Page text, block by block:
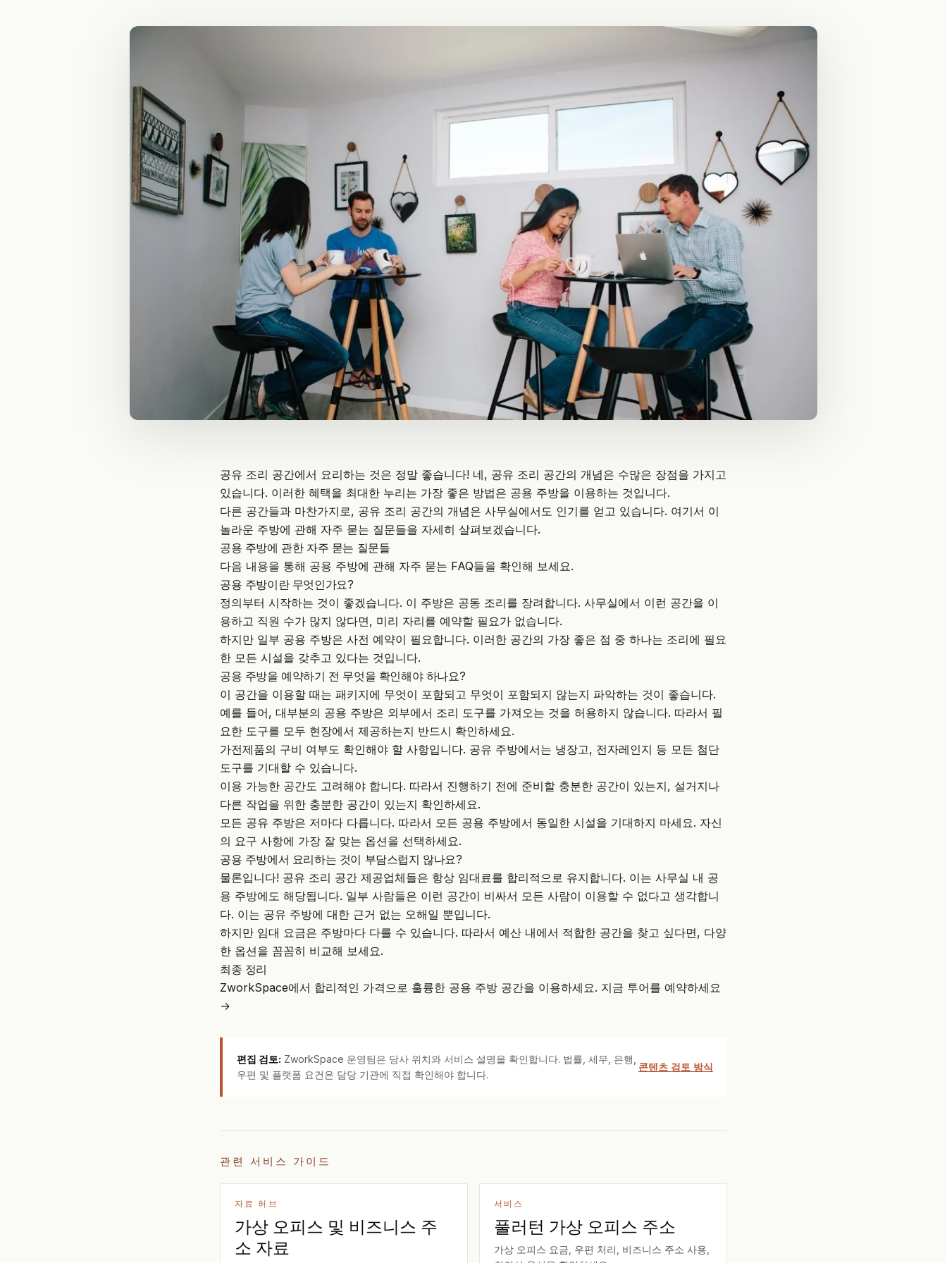
공유 조리 공간에서 요리하는 것은 정말 좋습니다! 네, 공유 조리 공간의 개념은 수많은 장점을 가지고
있습니다. 이러한 혜택을 최대한 누리는 가장 좋은 방법은 공용 주방을 이용하는 것입니다.
다른 공간들과 마찬가지로, 공유 조리 공간의 개념은 사무실에서도 인기를 얻고 있습니다. 여기서 이
놀라운 주방에 관해 자주 묻는 질문들을 자세히 살펴보겠습니다.
공용 주방에 관한 자주 묻는 질문들
다음 내용을 통해 공용 주방에 관해 자주 묻는 FAQ들을 확인해 보세요.
공용 주방이란 무엇인가요?
정의부터 시작하는 것이 좋겠습니다. 이 주방은 공동 조리를 장려합니다. 사무실에서 이런 공간을 이
용하고 직원 수가 많지 않다면, 미리 자리를 예약할 필요가 없습니다.
하지만 일부 공용 주방은 사전 예약이 필요합니다. 이러한 공간의 가장 좋은 점 중 하나는 조리에 필요
한 모든 시설을 갖추고 있다는 것입니다.
공용 주방을 예약하기 전 무엇을 확인해야 하나요?
이 공간을 이용할 때는 패키지에 무엇이 포함되고 무엇이 포함되지 않는지 파악하는 것이 좋습니다.
예를 들어, 대부분의 공용 주방은 외부에서 조리 도구를 가져오는 것을 허용하지 않습니다. 따라서 필
요한 도구를 모두 현장에서 제공하는지 반드시 확인하세요.
가전제품의 구비 여부도 확인해야 할 사항입니다. 공유 주방에서는 냉장고, 전자레인지 등 모든 첨단
도구를 기대할 수 있습니다.
이용 가능한 공간도 고려해야 합니다. 따라서 진행하기 전에 준비할 충분한 공간이 있는지, 설거지나
다른 작업을 위한 충분한 공간이 있는지 확인하세요.
모든 공유 주방은 저마다 다릅니다. 따라서 모든 공용 주방에서 동일한 시설을 기대하지 마세요. 자신
의 요구 사항에 가장 잘 맞는 옵션을 선택하세요.
공용 주방에서 요리하는 것이 부담스럽지 않나요?
물론입니다! 공유 조리 공간 제공업체들은 항상 임대료를 합리적으로 유지합니다. 이는 사무실 내 공
용 주방에도 해당됩니다. 일부 사람들은 이런 공간이 비싸서 모든 사람이 이용할 수 없다고 생각합니
다. 이는 공유 주방에 대한 근거 없는 오해일 뿐입니다.
하지만 임대 요금은 주방마다 다를 수 있습니다. 따라서 예산 내에서 적합한 공간을 찾고 싶다면, 다양
한 옵션을 꼼꼼히 비교해 보세요.
최종 정리
ZworkSpace에서 합리적인 가격으로 훌륭한 공용 주방 공간을 이용하세요. 지금 투어를 예약하세요
→
편집 검토: ZworkSpace 운영팀은 당사 위치와 서비스 설명을 확인합니다. 법률, 세무, 은행,
우편 및 플랫폼 요건은 담당 기관에 직접 확인해야 합니다.
콘텐츠 검토 방식
관련 서비스 가이드
자료 허브
가상 오피스 및 비즈니스 주
소 자료
서비스
풀러턴 가상 오피스 주소
가상 오피스 요금, 우편 처리, 비즈니스 주소 사용,